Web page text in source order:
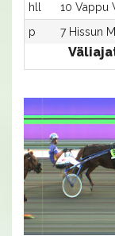
hll
10 Vappu
p
7 Hissun